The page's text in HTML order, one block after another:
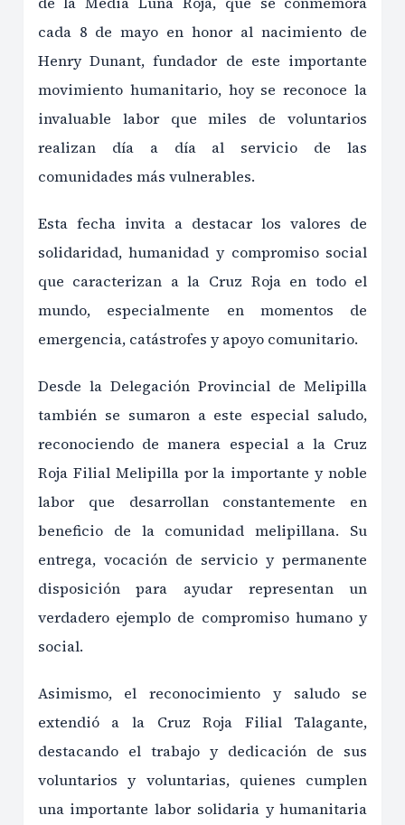
cada 8 de mayo en honor al nacimiento de
Henry Dunant, fundador de este importante
movimiento humanitario, hoy se reconoce la
invaluable labor que miles de voluntarios
realizan día a día al servicio de las
comunidades más vulnerables.
Esta fecha invita a destacar los valores de
solidaridad, humanidad y compromiso social
que caracterizan a la Cruz Roja en todo el
mundo, especialmente en momentos de
emergencia, catástrofes y apoyo comunitario.
Desde la Delegación Provincial de Melipilla
también se sumaron a este especial saludo,
reconociendo de manera especial a la Cruz
Roja Filial Melipilla por la importante y noble
labor que desarrollan constantemente en
beneficio de la comunidad melipillana. Su
entrega, vocación de servicio y permanente
disposición para ayudar representan un
verdadero ejemplo de compromiso humano y
social.
Asimismo, el reconocimiento y saludo se
extendió a la Cruz Roja Filial Talagante,
destacando el trabajo y dedicación de sus
voluntarios y voluntarias, quienes cumplen
una importante labor solidaria y humanitaria